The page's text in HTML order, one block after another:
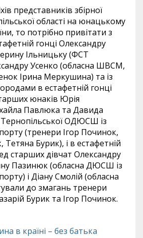
представників збірної
області на юнацькому
то потрібно привітати з
гонці Олександру
Ільницьку (ФСТ
Усенко (обласна ШВСМ,
Ірина Меркушина) та із
в естафетній гонці
юнаків Юрія
Павлюка та Давида
ОДЮСШ із
(тренери Ігор Починок,
Бурик), і в естафетній
старших дівчат Олександру
Пазинюк (обласна ДЮСШ із
і Діану Смолій (обласна
до змагань тренери
Бурик та Ігор Починок.
в країні – без батька